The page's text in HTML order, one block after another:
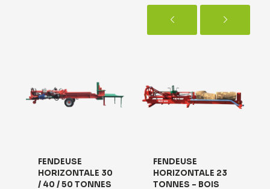
FENDEUSE
HORIZONTALE 30
/ 40 / 50 TONNES
FENDEUSE
HORIZONTALE 23
TONNES – BOIS